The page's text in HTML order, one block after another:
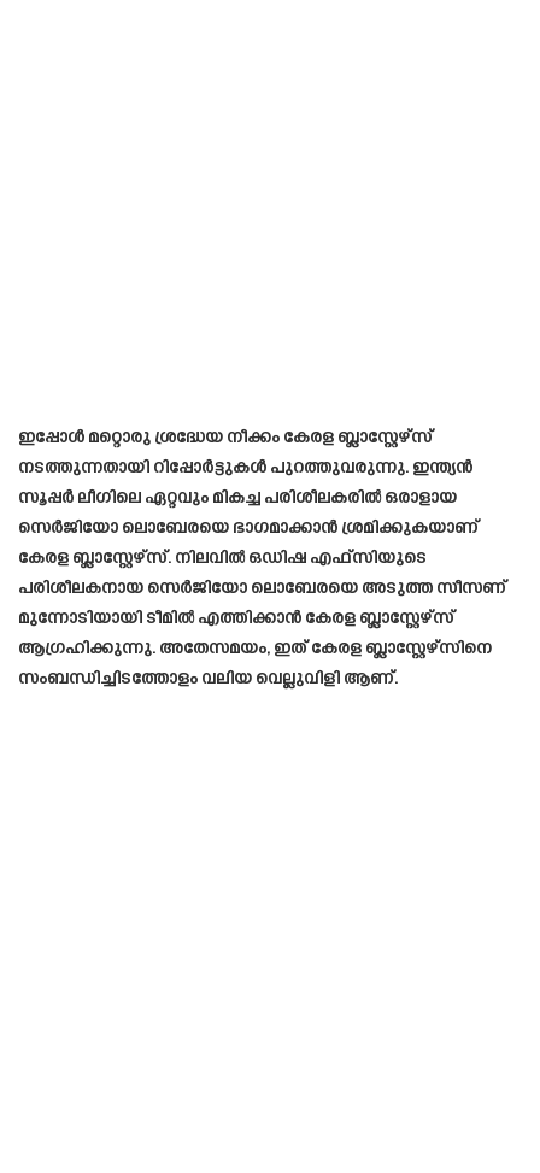
ഇപ്പോൾ മറ്റൊരു ശ്രദ്ധേയ നീക്കം കേരള ബ്ലാസ്റ്റേഴ്സ്
നടത്തുന്നതായി റിപ്പോർട്ടുകൾ പുറത്തുവരുന്നു. ഇന്ത്യൻ
സൂപ്പർ ലീഗിലെ ഏറ്റവും മികച്ച പരിശീലകരിൽ ഒരാളായ
സെർജിയോ ലൊബേരയെ ഭാഗമാക്കാൻ ശ്രമിക്കുകയാണ്
കേരള ബ്ലാസ്റ്റേഴ്സ്. നിലവിൽ ഒഡിഷ എഫ്സിയുടെ
പരിശീലകനായ സെർജിയോ ലൊബേരയെ അടുത്ത സീസണ്
മുന്നോടിയായി ടീമിൽ എത്തിക്കാൻ കേരള ബ്ലാസ്റ്റേഴ്സ്
ആഗ്രഹിക്കുന്നു. അതേസമയം, ഇത് കേരള ബ്ലാസ്റ്റേഴ്സിനെ
സംബന്ധിച്ചിടത്തോളം വലിയ വെല്ലുവിളി ആണ്.